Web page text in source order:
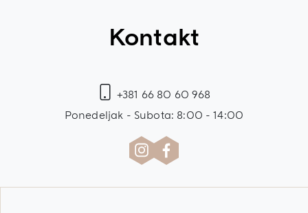
Kontakt
+381 66 80 60 968
Ponedeljak - Subota: 8:00 - 14:00